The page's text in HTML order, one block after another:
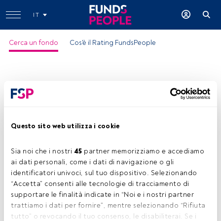
Questo sito web utilizza i cookie
Sia noi che i nostri 45 partner memorizziamo e accediamo
ai dati personali, come i dati di navigazione o gli
identificatori univoci, sul tuo dispositivo. Selezionando
“Accetta” consenti alle tecnologie di tracciamento di
supportare le finalità indicate in “Noi e i nostri partner
trattiamo i dati per fornire”, mentre selezionando “Rifiuta
tutto” o revocando il tuo consenso, le disabiliterai. Se i
IT
Cerca un fondo Cos'è il Rating FundsPeople
ISIN:LU0082087866
Categoria Morningstar: Japan Large-Cap Blend Equity
Società: Goldman Sachs Asset Management
Condividi: